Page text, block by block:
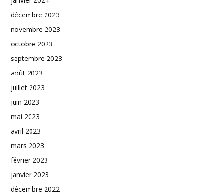
décembre 2023
novembre 2023
octobre 2023
septembre 2023
août 2023
juillet 2023
juin 2023
mai 2023
avril 2023
mars 2023
février 2023
janvier 2023
décembre 2022